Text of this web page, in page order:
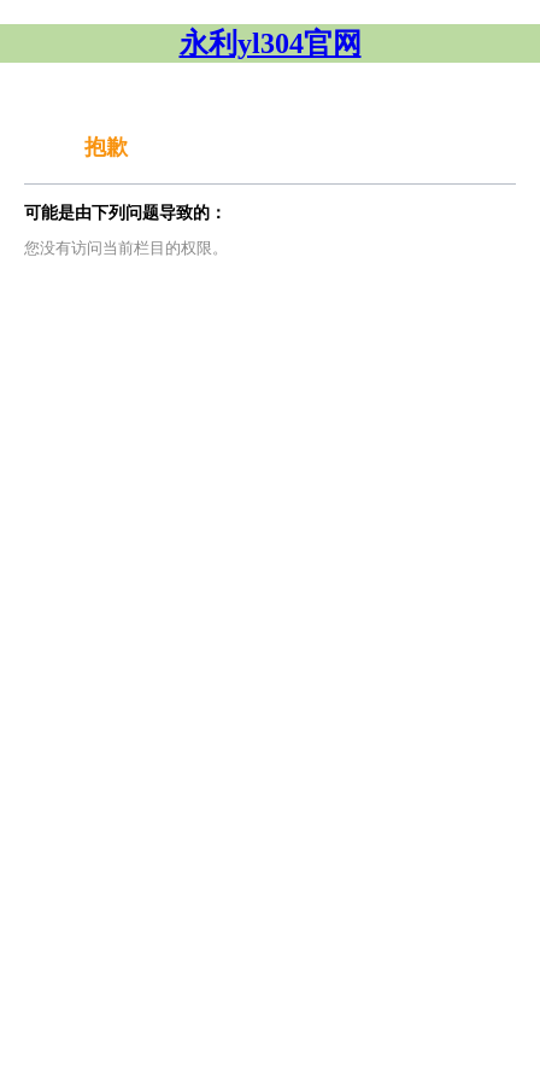
永利yl304官网
抱歉
可能是由下列问题导致的：
您没有访问当前栏目的权限。